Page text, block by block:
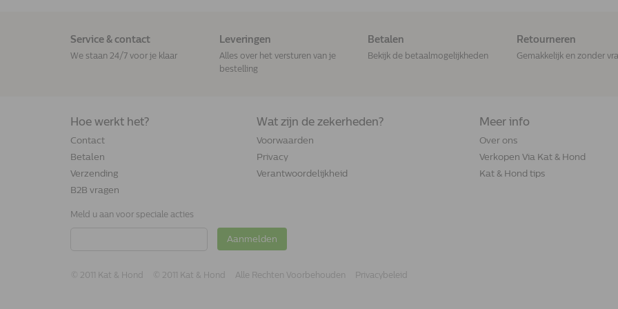
Service & contact
We staan 24/7 voor je klaar
Leveringen
Alles over het versturen van je
bestelling
Betalen
Bekijk de betaalmogelijkheden
Retourneren
Gemakkelijk en zonder
Hoe werkt het?
Contact
Betalen
Verzending
B2B vragen
Wat zijn de zekerheden?
Voorwaarden
Privacy
Verantwoordelijkheid
Meer info
Over ons
Verkopen Via Kat & Hond
Kat & Hond tips
Meld u aan voor speciale acties
Aanmelden
© 2011 Kat & Hond © 2011 Kat & Hond Alle Rechten Voorbehouden Privacybeleid